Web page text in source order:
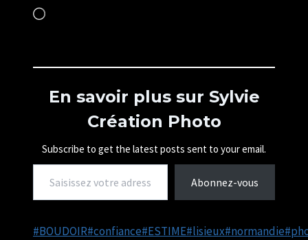
C
g
m
…
En savoir plus sur Sylvie
Création Photo
Subscribe to get the latest posts sent to your email.
Saisissez votre adresse e-mail…
Abonnez-vous
Étiquettes
#BOUDOIR#confiance#ESTIME#lisieux#normandie#